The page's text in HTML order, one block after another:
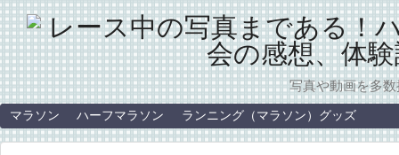
写真や動画を多
マラソン ハーフマラソン ランニング（マラソン）グッズ